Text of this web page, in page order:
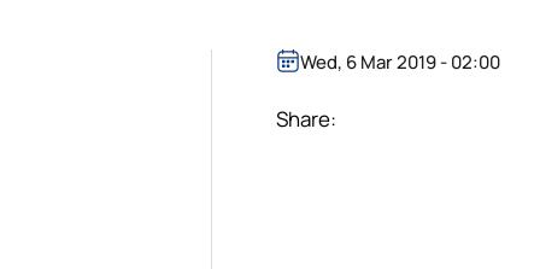
Wed, 6 Mar 2019 - 02:00
Share: